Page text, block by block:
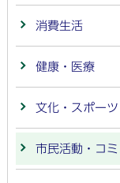
消費生活
健康・医療
文化・スポー
市民活動・コミ